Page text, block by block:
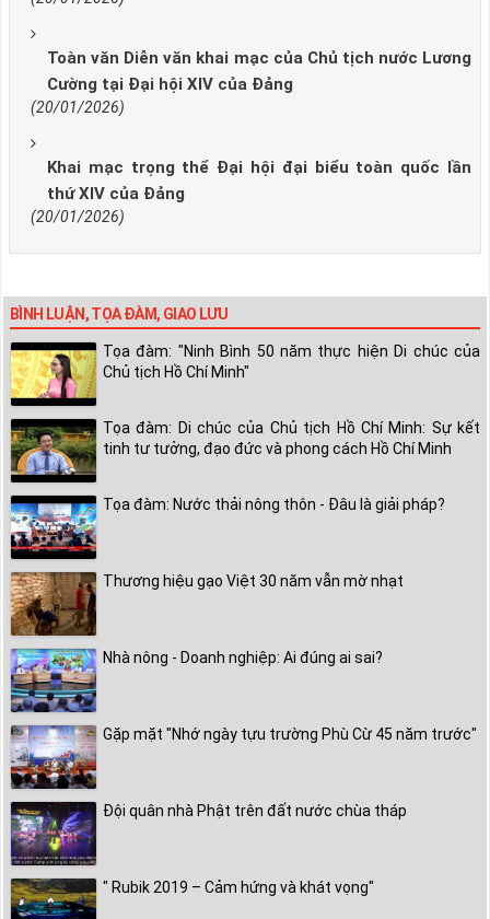
Toàn văn Diễn văn khai mạc của Chủ tịch nước Lương
Cường tại Đại hội XIV của Đảng
(20/01/2026)
Khai mạc trọng thể Đại hội đại biểu toàn quốc lần
thứ XIV của Đảng
(20/01/2026)
BÌNH LUẬN, TỌA ĐÀM, GIAO LƯU
Tọa đàm: "Ninh Bình 50 năm thực hiện Di chúc của
Chủ tịch Hồ Chí Minh"
Tọa đàm: Di chúc của Chủ tịch Hồ Chí Minh: Sự kết
tinh tư tưởng, đạo đức và phong cách Hồ Chí Minh
Tọa đàm: Nước thải nông thôn - Đâu là giải pháp?
Thương hiệu gạo Việt 30 năm vẫn mờ nhạt
Nhà nông - Doanh nghiệp: Ai đúng ai sai?
Gặp mặt "Nhớ ngày tựu trường Phù Cừ 45 năm trước"
Đội quân nhà Phật trên đất nước chùa tháp
" Rubik 2019 – Cảm hứng và khát vọng"